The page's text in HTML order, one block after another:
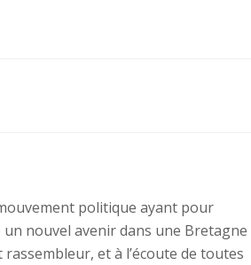
politique ayant pour
nouvel avenir dans une Bretagne
et à l’écoute de toutes